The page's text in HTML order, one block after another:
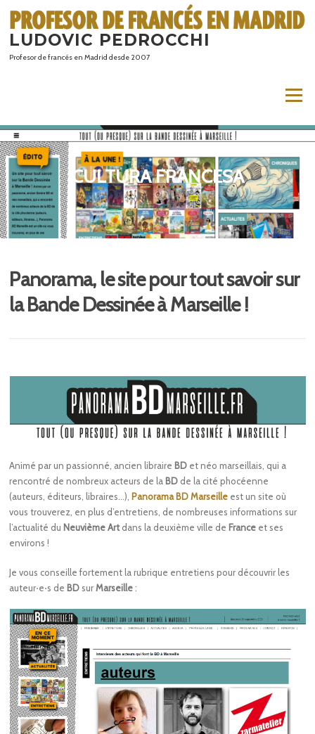
contenido
LUDOVIC PEDROCCHI
Profesor de francés en Madrid desde 2007
Menú
CULTURA FRANCESA
Panorama, le site pour tout savoir sur
la Bande Dessinée à Marseille !
Animé par un passionné, ancien libraire BD et néo marseillais, qui a
rencontré de nombreux acteurs de la BD de la cité phocéenne
(auteurs, éditeurs, libraires…), Panorama BD Marseille est un site où
vous trouverez, en plus d’entretiens, de nombreuses informations sur
l’actualité du Neuvième Artdans la deuxième ville de France et ses
environs !
Je vous conseille fortement la rubrique entretiens pour découvrir les
auteur⋅e⋅s de BD surMarseille: